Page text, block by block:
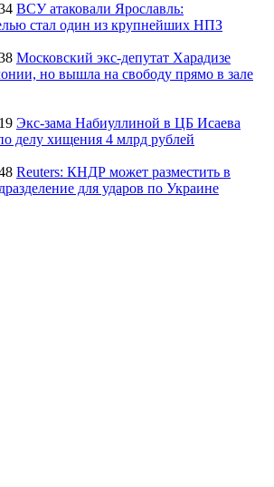
ВСУ атаковали Ярославль:
стал один из крупнейших НПЗ
Московский экс-депутат Харадизе
но вышла на свободу прямо в зале
Экс-зама Набиуллиной в ЦБ Исаева
делу хищения 4 млрд рублей
Reuters: КНДР может разместить в
для ударов по Украине